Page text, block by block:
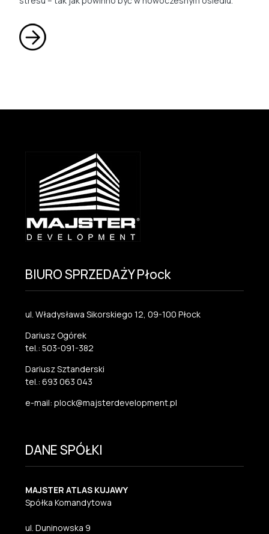
BIURO SPRZEDAŻY Płock
ul. Władysława Sikorskiego 12, 09-100 Płock
Dariusz Ogórek
tel.: 503-091-382
Dariusz Sztanderski
tel.: 693 063 043
e-mail: plock@majsterdevelopment.pl
DANE SPÓŁKI
MAJSTER ATLAS KUJAWY
Spółka Komandytowa
ul. Duninowska 9